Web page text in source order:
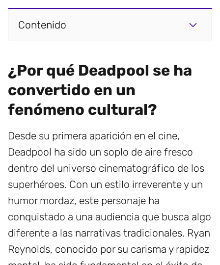
Contenido
¿Por qué Deadpool se ha
convertido en un
fenómeno cultural?
Desde su primera aparición en el cine,
Deadpool ha sido un soplo de aire fresco
dentro del universo cinematográfico de los
superhéroes. Con un estilo irreverente y un
humor mordaz, este personaje ha
conquistado a una audiencia que busca algo
diferente a las narrativas tradicionales. Ryan
Reynolds, conocido por su carisma y rapidez